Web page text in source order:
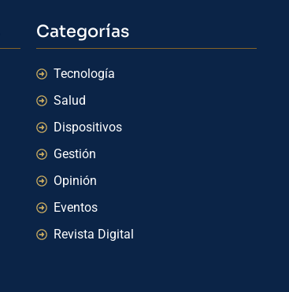
Categorías
Tecnología
Salud
Dispositivos
Gestión
Opinión
Eventos
Revista Digital